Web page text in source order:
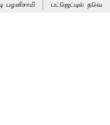
பட்ஜெட்டில் தவெக அரசின்